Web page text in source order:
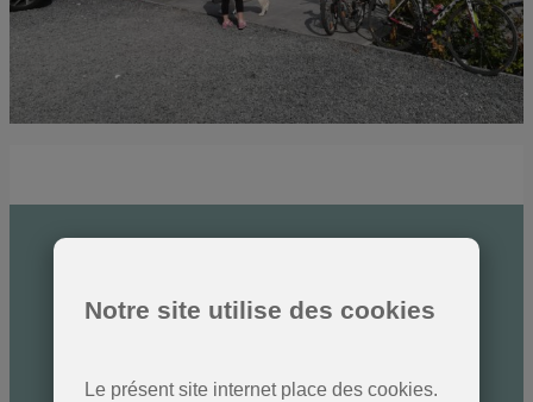
naturels
Notre site utilise des cookies
Le présent site internet place des cookies.